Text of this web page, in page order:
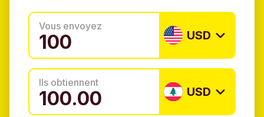
Vous envoyez
USD
Ils obtiennent
USD